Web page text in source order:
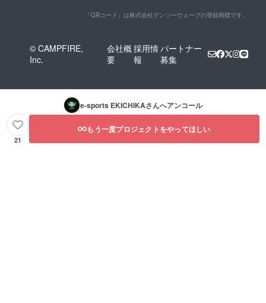
「QRコード」は株式会社デンソーウェーブの登録商標です。
© CAMPFIRE,
Inc.
会社概
要
採用情
報
パートナー
募集
e-sports EKICHIKAさんへアンコール
21
もう一度プロジェクトをやってほしい